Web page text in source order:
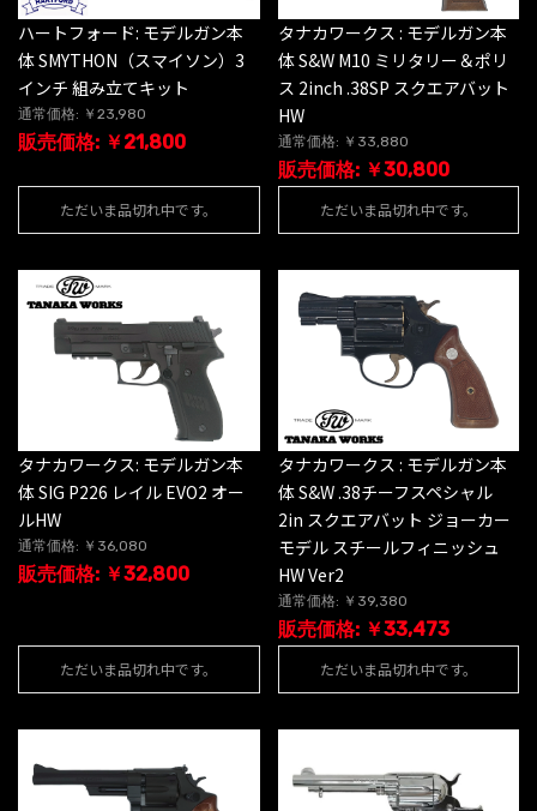
ハートフォード: モデルガン本
体 SMYTHON（スマイソン）3
インチ 組み立てキット
通常価格: ￥23,980
販売価格: ￥21,800
ただいま品切れ中です。
タナカワークス : モデルガン本
体 S&W M10 ミリタリー＆ポリ
ス 2inch .38SP スクエアバット
HW
通常価格: ￥33,880
販売価格: ￥30,800
ただいま品切れ中です。
タナカワークス: モデルガン本
体 SIG P226 レイル EVO2 オー
ルHW
通常価格: ￥36,080
販売価格: ￥32,800
ただいま品切れ中です。
タナカワークス : モデルガン本
体 S&W .38チーフスペシャル
2in スクエアバット ジョーカー
モデル スチールフィニッシュ
HW Ver2
通常価格: ￥39,380
販売価格: ￥33,473
ただいま品切れ中です。